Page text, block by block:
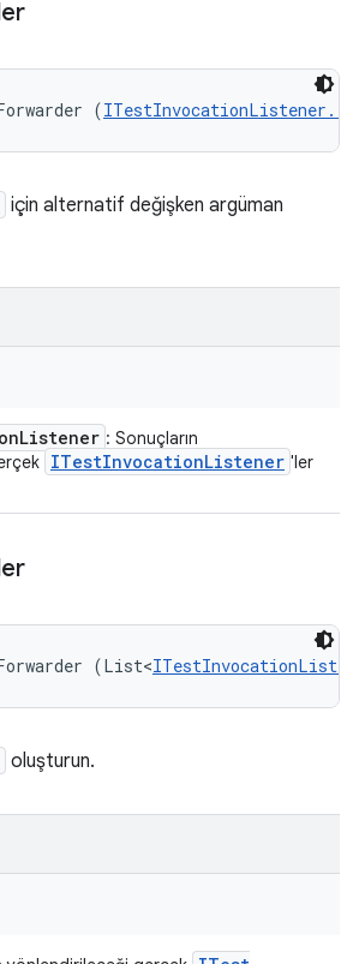
(ITestInvocationListener...
için alternatif değişken argüman
Listener : Sonuçların
ITestInvocationListener 'ler
(List<
oluşturun.